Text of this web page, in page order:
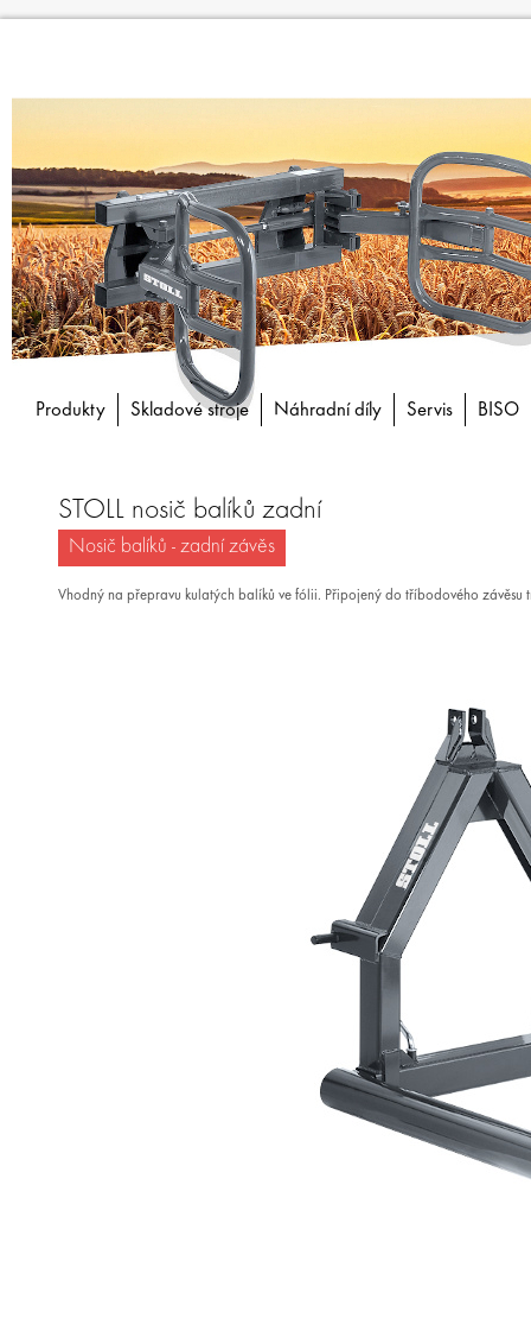
Produkty Skladové stroje Náhradní díly Servis BISO
STOLL nosič balíků zadní
Nosič balíků - zadní závěs
Vhodný na přepravu kulatých balíků ve fólii. Připojený do tříbodového závěsu